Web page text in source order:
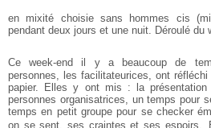
en mixité choisie sans hommes cis
pendant deux jours et une nuit. Déroulé du
Ce week-end il y a beaucoup de
personnes, les facilitateurices, ont
papier. Elles y ont mis : la présentation
personnes organisatrices, un temps pour
temps en petit groupe pour se checker
on se sent, ses craintes et ses espoirs.